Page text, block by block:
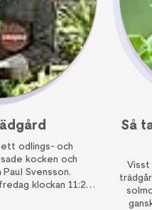
odlings- och
kocken och
Svensson.
klockan 11:20 i
Så
Visst